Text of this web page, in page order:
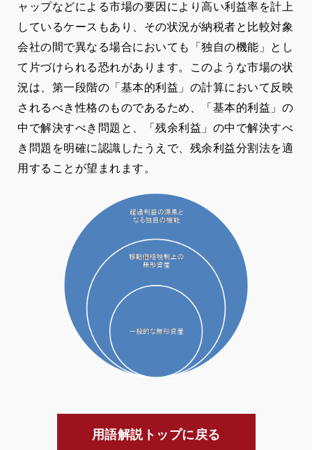
ャップなどによる市場の要因により高い利益率を計上
しているケースもあり、その状況が納税者と比較対象
会社の間で異なる場合においても「独自の機能」とし
て片づけられる恐れがあります。このような市場の状
況は、第一段階の「基本的利益」の計算において反映
されるべき性格のものであるため、「基本的利益」の
中で解決すべき問題と、「残余利益」の中で解決すべ
き問題を明確に認識したうえで、残余利益分割法を適
用することが望まれます。
用語解説トップに戻る